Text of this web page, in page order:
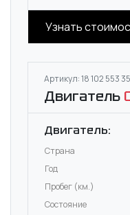
Узнать
Артикул: 18 102 553
Двигатель
Двигатель:
Страна
Год
Пробег (км.)
Состояние